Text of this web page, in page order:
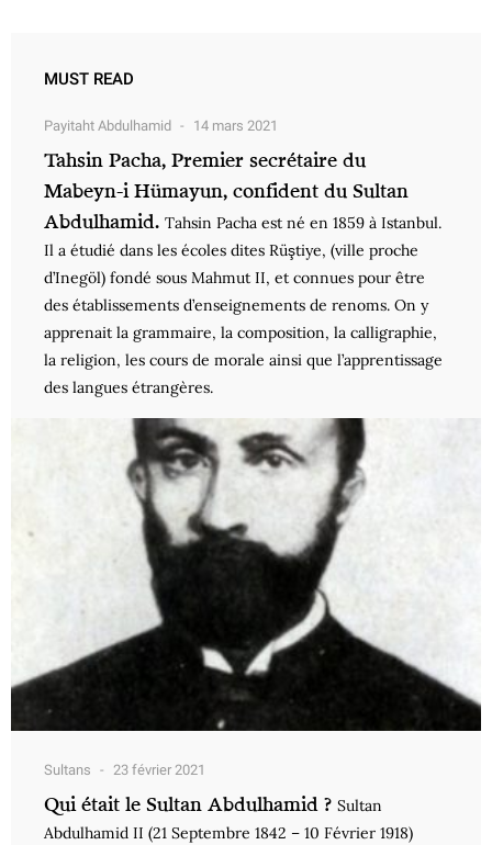
MUST READ
Payitaht Abdulhamid 14 mars 2021
Tahsin Pacha, Premier secrétaire du
Mabeyn-i Hümayun, confident du Sultan
Abdulhamid. Tahsin Pacha est né en 1859 à Istanbul.
Il a étudié dans les écoles dites Rüştiye, (ville proche
d’Inegöl) fondé sous Mahmut II, et connues pour être
des établissements d’enseignements de renoms. On y
apprenait la grammaire, la composition, la calligraphie,
la religion, les cours de morale ainsi que l’apprentissage
des langues étrangères.
Sultans 23 février 2021
Qui était le Sultan Abdulhamid ? Sultan
Abdulhamid II (21 Septembre 1842 – 10 Février 1918)